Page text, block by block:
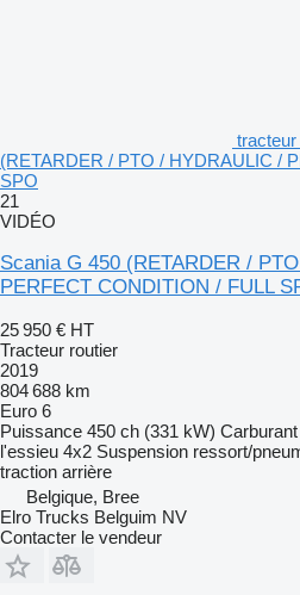
(RETARDER / PTO / HYDRAULIC /
SPO
21
VIDÉO
Scania G 450 (RETARDER /
PERFECT CONDITION / FULL
25 950 € HT
Tracteur routier
2019
804 688 km
Euro 6
Puissance 450 ch (331 kW) Carburant
l'essieu 4x2 Suspension ressort/
traction arrière
Belgique, Bree
Elro Trucks Belguim NV
Contacter le vendeur